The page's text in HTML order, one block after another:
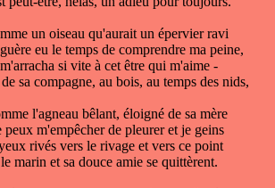
un oiseau qu'aurait un épervier ravi
eu le temps de comprendre ma peine,
si vite à cet être qui m'aime -
sa compagne, au bois, au temps des nids,
l'agneau bêlant, éloigné de sa mère
peux m'empêcher de pleurer et je geins
rivés vers le rivage et vers ce point
marin et sa douce amie se quittèrent.